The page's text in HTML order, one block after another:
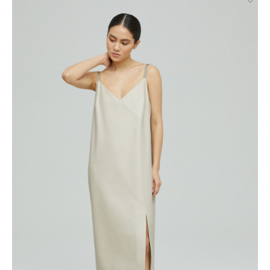
примерки с предоплатой. Действует во всех городах, где
Доставка до пункта выдачи СДЭК. Действует во всех
городах, где работает СДЭК. Осуществляется с примеркой
без предоплаты для Москвы, Санкт-Петербурга, ЛО и МО,
а также дополнительно для городов: Самара, Краснодар,
Нижневартовск, Надым, Рязань, Кострома, Иваново,
Великий Новгород, Уфа, Ростов-на-Дону, Новосибирск и
Отправка EMS почтой России.
Максимальный объём заказа ограничен стандартной
коробкой 40x30x20см. Обычно это не более 8 летних вещей,
или пара лёгких курток, или 1 удлинённый пуховик. Если вы
хотите заказать больше — то наши менеджеры всё посчитают
и разделят ваш заказ на несколько, доставка за каждый заказ
будет оплачиваться отдельно, но всё приедет вместе в один
Курьер предварительно созванивается с вами, чтобы
согласовать детали по доставке заказа.
Вы имеете право открыть заказ до оплаты, проверить
соответствие заказа и качество, а также примерить вещи